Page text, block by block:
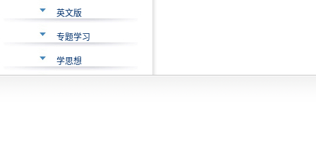
英文版
专题学习
学思想